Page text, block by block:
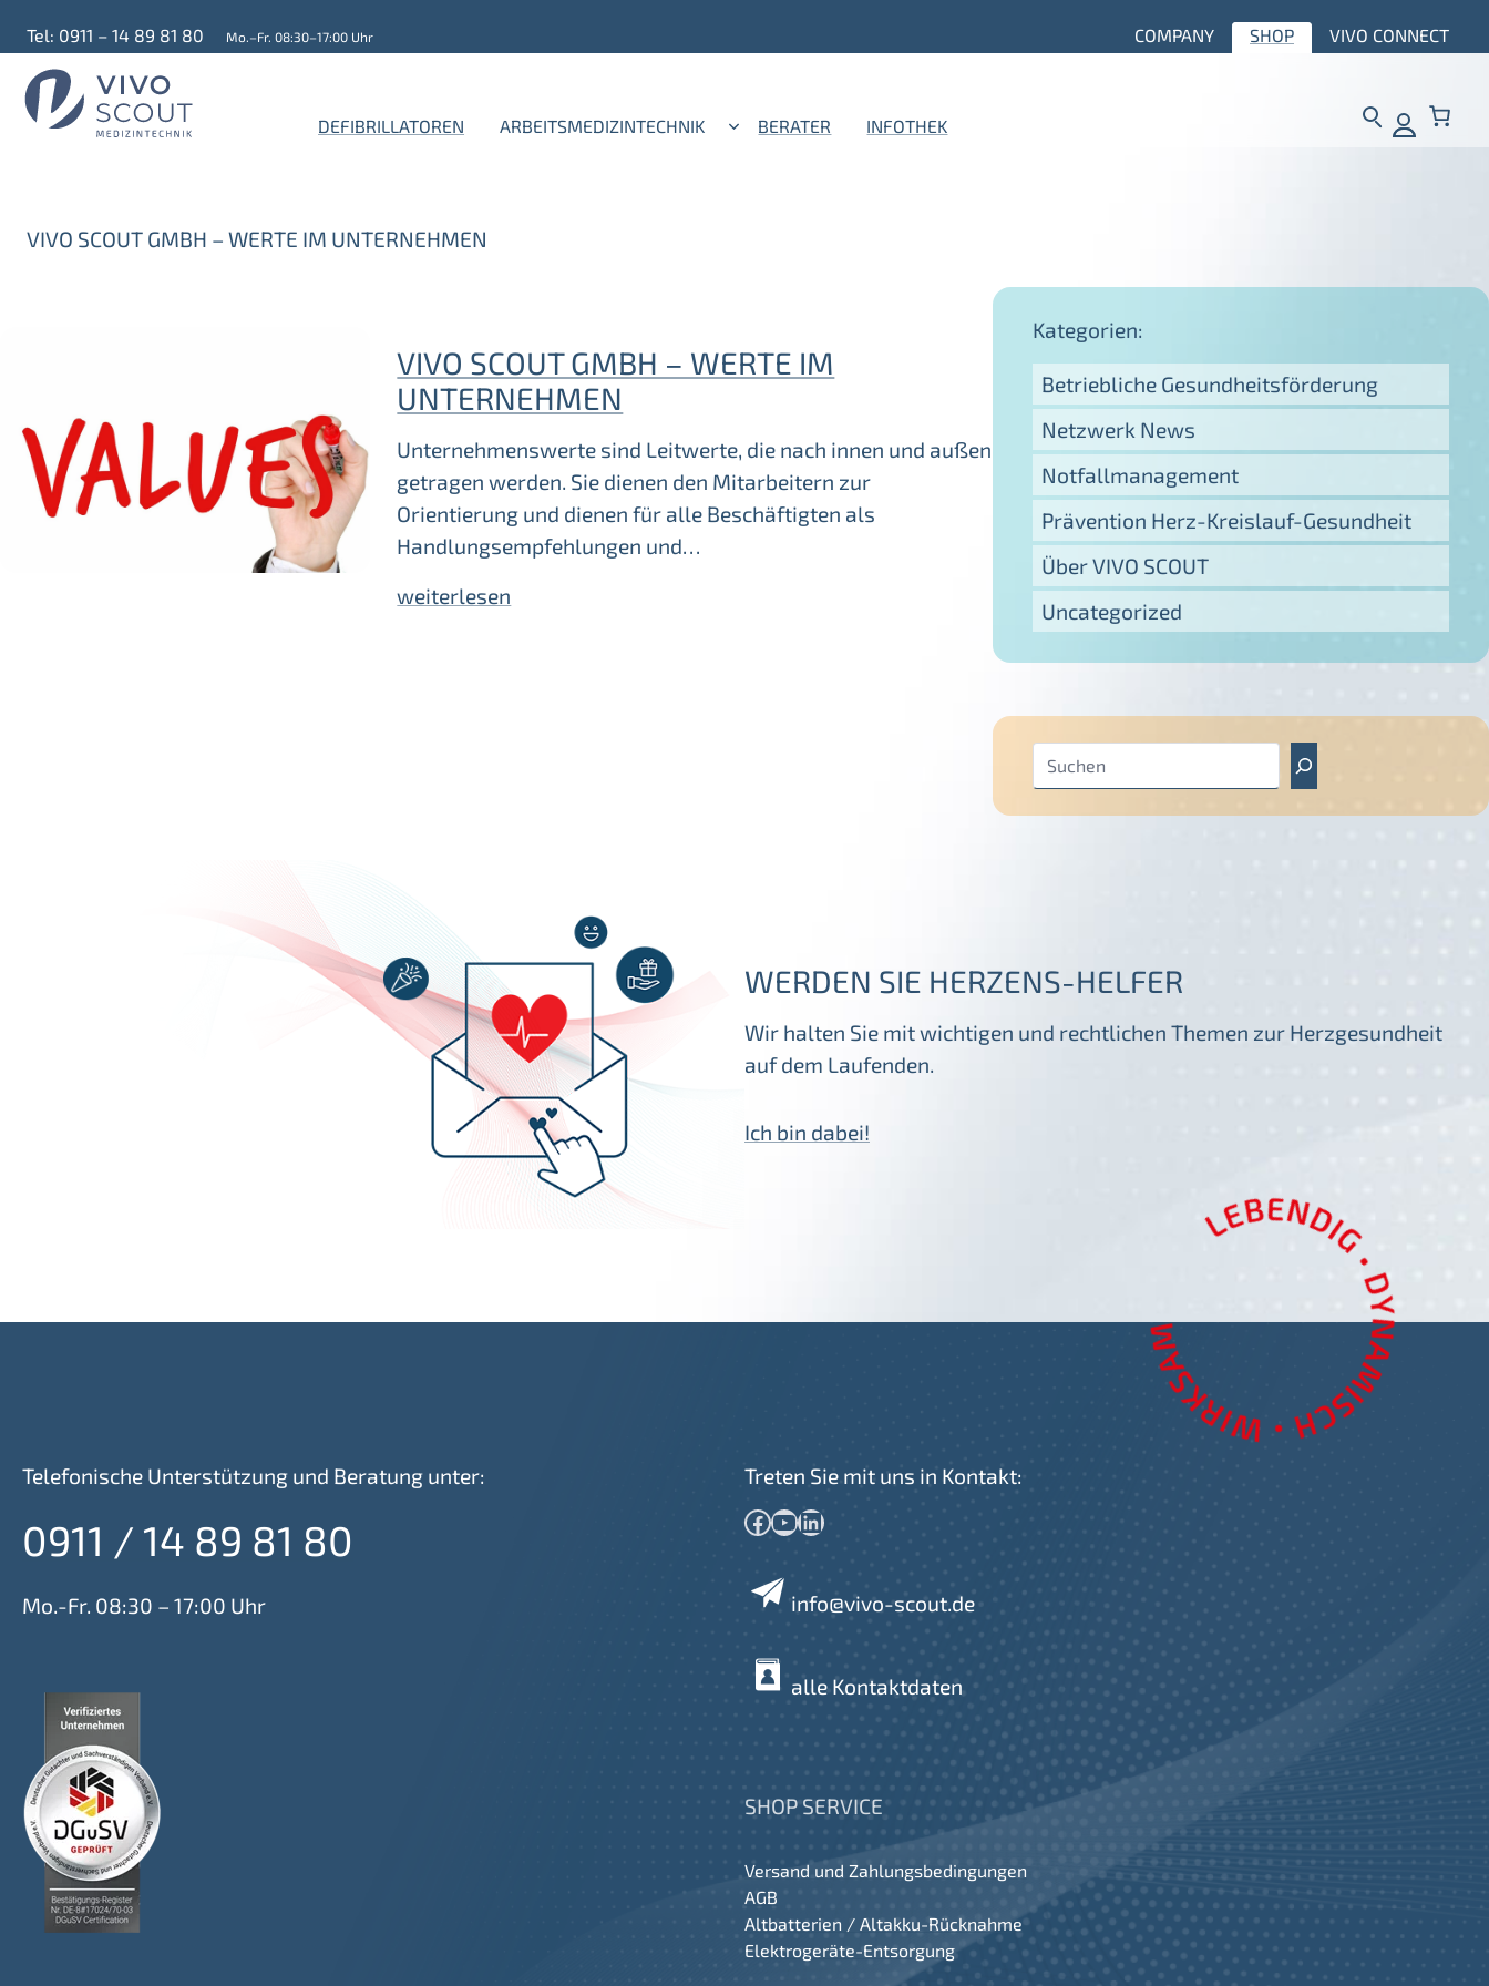
Tel: 0911 – 14 89 81 80 Mo.–Fr. 08:30–17:00 Uhr COMPANY SHOP VIVO CONNECT
DEFIBRILLATOREN ARBEITSMEDIZINTECHNIK BERATER INFOTHEK
VIVO SCOUT GMBH – WERTE IM UNTERNEHMEN
VIVO SCOUT GMBH – WERTE IM
UNTERNEHMEN
Unternehmenswerte sind Leitwerte, die nach innen und außen
getragen werden. Sie dienen den Mitarbeitern zur
Orientierung und dienen für alle Beschäftigten als
Handlungsempfehlungen und…
weiterlesen
Kategorien:
Betriebliche Gesundheitsförderung
Netzwerk News
Notfallmanagement
Prävention Herz-Kreislauf-Gesundheit
Über VIVO SCOUT
Uncategorized
u
c
WERDEN SIE HERZENS-HELFER
Wir halten Sie mit wichtigen und rechtlichen Themen zur Herzgesundheit
auf dem Laufenden.
Ich bin dabei!
Telefonische Unterstützung und Beratung unter:
0911 / 14 89 81 80
Mo.-Fr. 08:30 – 17:00 Uhr
Treten Sie mit uns in Kontakt:
Facebook YouTube LinkedIn
info@vivo-scout.de
alle Kontaktdaten
SHOP SERVICE
Versand und Zahlungsbedingungen
AGB
Altbatterien / Altakku-Rücknahme
Elektrogeräte-Entsorgung